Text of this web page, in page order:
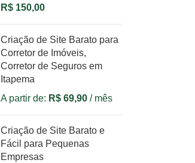
R$150,00
Criação de Site Barato para
Corretor de Imóveis,
Corretor de Seguros em
Itapema
A partir de: R$69,90 / mês
Criação de Site Barato e
Fácil para Pequenas
Empresas